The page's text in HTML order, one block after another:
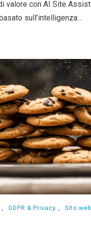
valore con AI Site
sull’intelligenza…
, GDPR & Privacy , Sito web